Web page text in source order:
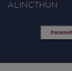
ALINCTHUN